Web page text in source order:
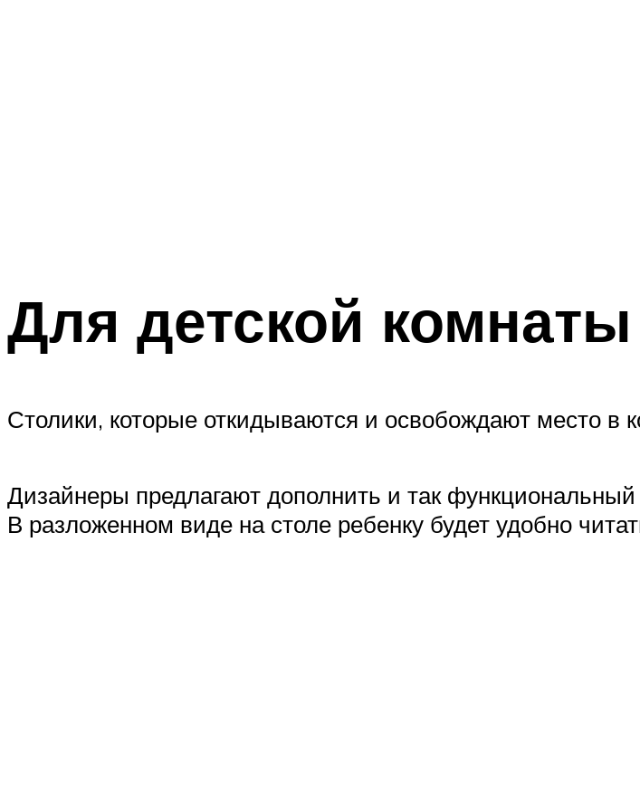
Для детской комнаты
Столики, которые откидываются и освобождают место в
Дизайнеры предлагают дополнить и так
В разложенном виде на столе ребенку будет удобно